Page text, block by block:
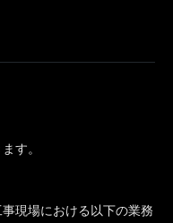
す。
現場における以下の業務